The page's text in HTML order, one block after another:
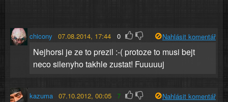
chicony 07.08.2014, 17:44 0 Nahlásit komentář
Nejhorsi je ze to prezil :-( protoze to musi bejt
neco silenyho takhle zustat! Fuuuuuj
kazuma 07.10.2012, 00:05 7 Nahlásit komentář